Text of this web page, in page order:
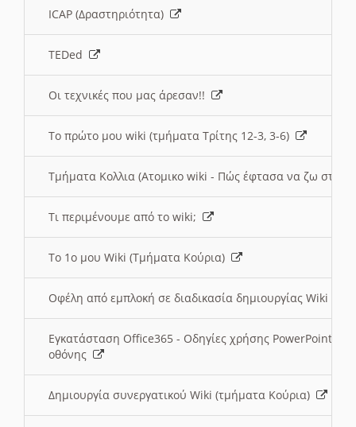
ICAP (Δραστηριότητα)
TEDed
Οι τεχνικές που μας άρεσαν!!
Το πρώτο μου wiki (τμήματα Τρίτης 12-3, 3-6)
Τμήματα Κολλια (Ατομικο wiki - Πώς έφτασα να ζω στην
Τι περιμένουμε από το wiki;
Το 1ο μου Wiki (Τμήματα Κούρια)
Οφέλη από εμπλοκή σε διαδικασία δημιουργίας Wiki
Εγκατάσταση Office365 - Οδηγίες χρήσης PowerPoint
οθόνης
Δημιουργία συνεργατικού Wiki (τμήματα Κούρια)